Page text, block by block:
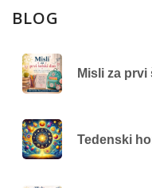
BLOG
Misli za
Tedenski